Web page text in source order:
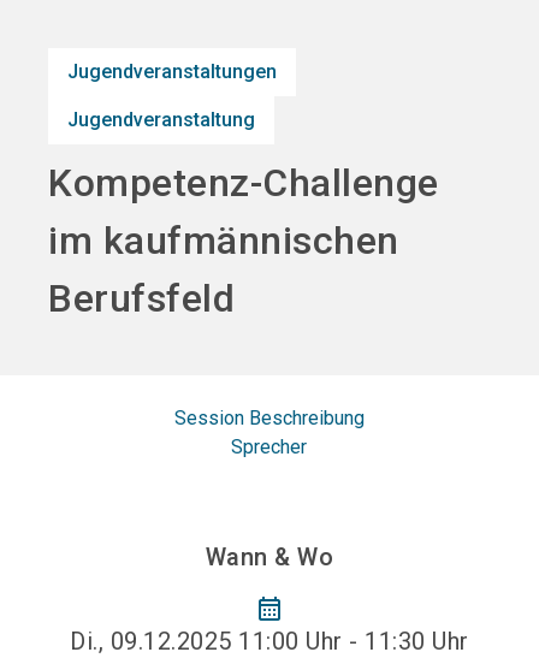
Jugendveranstaltungen
Jugendveranstaltung
Kompetenz-Challenge
im kaufmännischen
Berufsfeld
Session Beschreibung
Sprecher
Wann & Wo
calendar_month
Di., 09.12.2025 11:00 Uhr - 11:30 Uhr